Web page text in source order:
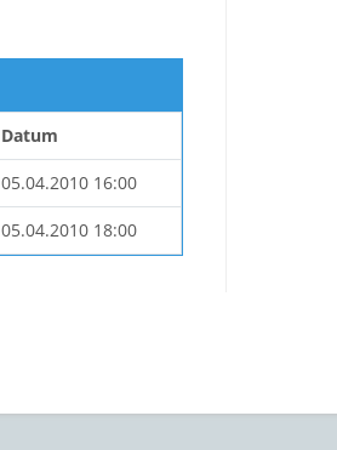
Datum
05.04.2010 16:00
05.04.2010 18:00